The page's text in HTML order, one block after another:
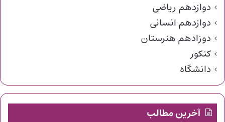
دوازدهم ریاضی
دوازدهم انسانی
دوزادهم هنرستان
کنکور
دانشگاه
آخرین مطالب